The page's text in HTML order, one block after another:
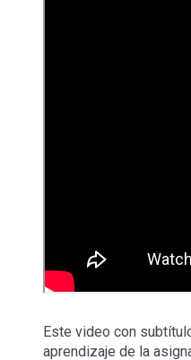
Este video con
aprendizaje de la